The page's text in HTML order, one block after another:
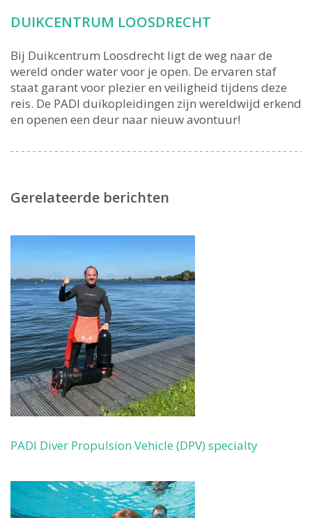
DUIKCENTRUM LOOSDRECHT
Bij Duikcentrum Loosdrecht ligt de weg naar de
wereld onder water voor je open. De ervaren staf
staat garant voor plezier en veiligheid tijdens deze
reis. De PADI duikopleidingen zijn wereldwijd erkend
en openen een deur naar nieuw avontuur!
Gerelateerde berichten
PADI Diver Propulsion Vehicle (DPV) specialty